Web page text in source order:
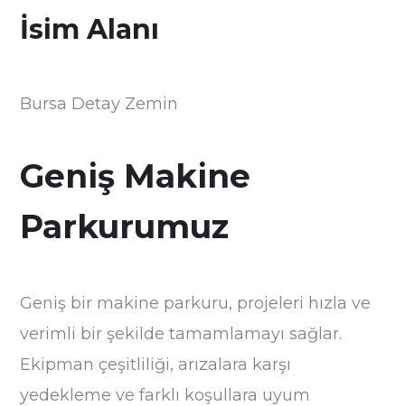
İsim Alanı
Bursa Detay Zemin
Geniş Makine
Parkurumuz
Geniş bir makine parkuru, projeleri hızla ve
verimli bir şekilde tamamlamayı sağlar.
Ekipman çeşitliliği, arızalara karşı
yedekleme ve farklı koşullara uyum